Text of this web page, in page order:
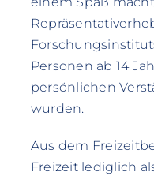
Personen ab 14
persönlichen
wurden.
Aus dem
Freizeit lediglich